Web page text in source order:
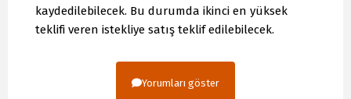
kaydedilebilecek. Bu durumda ikinci en yüksek
teklifi veren istekliye satış teklif edilebilecek.
Yorumları göster